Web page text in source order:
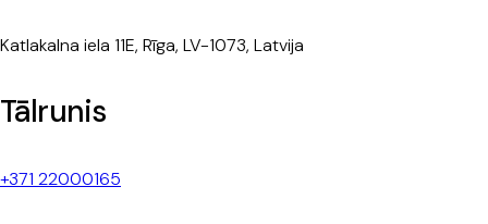
Katlakalna iela 11E, Rīga, LV-1073, Latvija
Tālrunis
+371 22000165